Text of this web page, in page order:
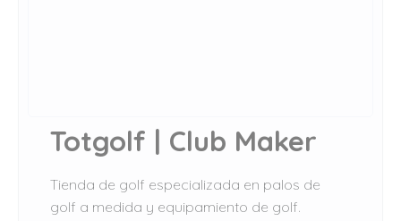
Totgolf | Club Maker
Tienda de golf especializada en palos de
golf a medida y equipamiento de golf.